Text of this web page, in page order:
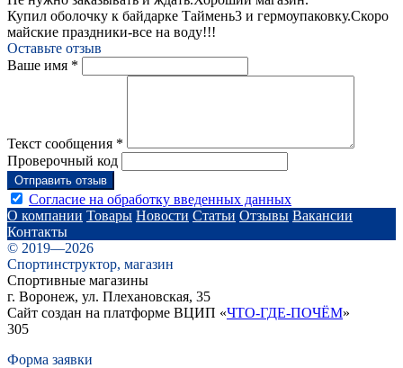
Купил оболочку к байдарке Таймень3 и гермоупаковку.Скоро
майские праздники-все на воду!!!
Оставьте отзыв
Ваше имя *
Текст сообщения *
Проверочный код
Согласие на обработку введенных данных
О компании Товары Новости Статьи Отзывы Вакансии
Контакты
© 2019—2026
Спортинструктор, магазин
Спортивные магазины
г. Воронеж, ул. Плехановская, 35
Сайт создан на платформе ВЦИП «ЧТО-ГДЕ-ПОЧЁМ»
305
Форма заявки